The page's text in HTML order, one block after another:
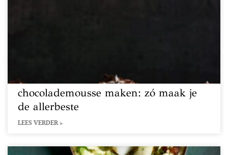
chocolademousse maken: zó maak je
de allerbeste
LEES VERDER »